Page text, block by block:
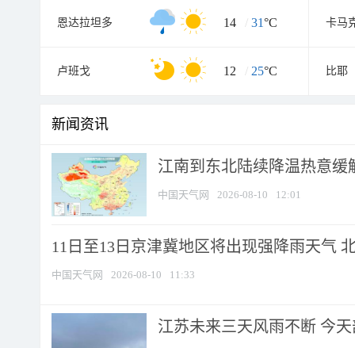
恩达拉坦多 14 / 31°C 卡马
卢班戈 12 / 25°C 比耶
新闻资讯
江南到东北陆续降温热意缓
中国天气网 2026-08-10 12:01
11日至13日京津冀地区将出现强降雨天气
中国天气网 2026-08-10 11:33
江苏未来三天风雨不断 今